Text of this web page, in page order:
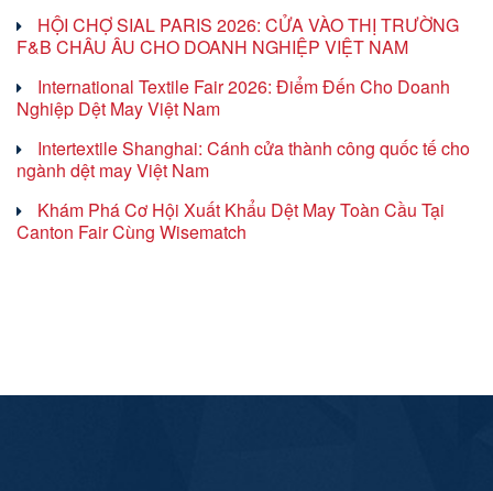
HỘI CHỢ SIAL PARIS 2026: CỬA VÀO THỊ TRƯỜNG
F&B CHÂU ÂU CHO DOANH NGHIỆP VIỆT NAM
International Textile Fair 2026: Điểm Đến Cho Doanh
Nghiệp Dệt May Việt Nam
Intertextile Shanghai: Cánh cửa thành công quốc tế cho
ngành dệt may Việt Nam
Khám Phá Cơ Hội Xuất Khẩu Dệt May Toàn Cầu Tại
Canton Fair Cùng Wisematch